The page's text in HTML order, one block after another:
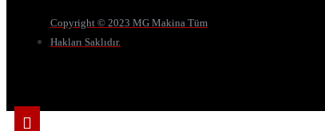
Copyright © 2023 MG Makina Tüm
Hakları Saklıdır.